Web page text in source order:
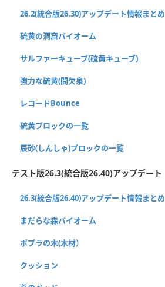
26.2(統合版26.30)アップデート情報まとめ
硫黄の洞窟バイオーム
サルファーキューブ(硫黄キューブ)
強力な硫黄(間欠泉)
レコードBounce
硫黄ブロックの一覧
辰砂(しんしゃ)ブロックの一覧
テスト版26.3(統合版26.40)アップデート
26.3(統合版26.40)アップデート情報まとめ
まだらな森バイオーム
ポプラの木(木材）
クッション